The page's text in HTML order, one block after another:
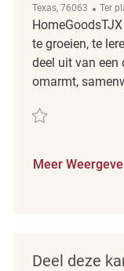
Texas, 76063
Ter
te groeien, te
deel uit van
omarmt,
Redden Retail
Meer
Deel deze